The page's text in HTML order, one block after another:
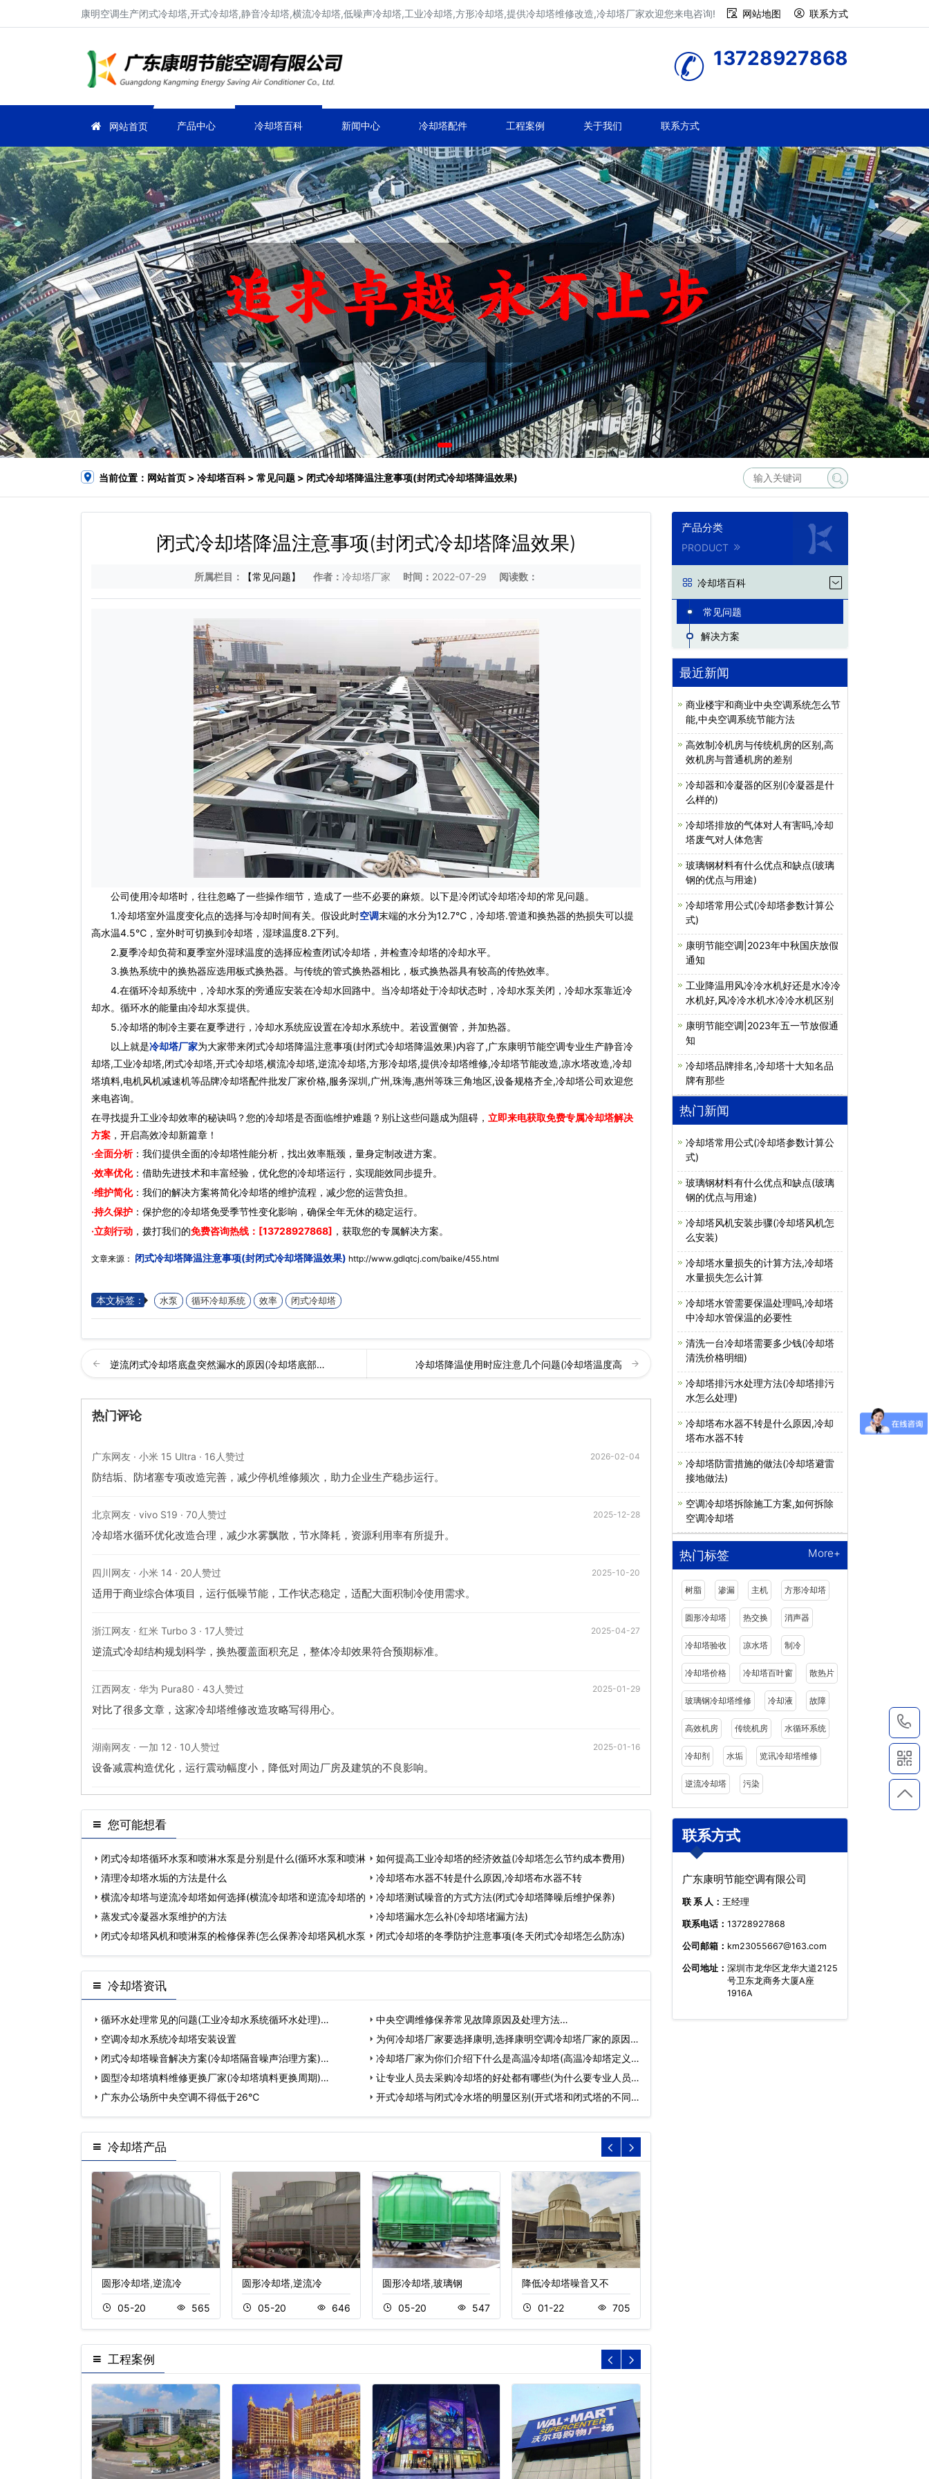
康明空调生产闭式冷却塔,开式冷却塔,静音冷却塔,横流冷却塔,低噪声冷却塔,工业冷却塔,方形冷却塔,提供冷却塔维修改造,冷却塔厂家欢迎您来电咨询! 网站地图 联系方式
13728927868
网站首页 产品中心 冷却塔百科 新闻中心 冷却塔配件 工程案例 关于我们 联系方式
当前位置： 网站首页 > 冷却塔百科> 常见问题 > 闭式冷却塔降温注意事项(封闭式冷却塔降温效果)
闭式冷却塔降温注意事项(封闭式冷却塔降温效果)
所属栏目： 【常见问题】 作者： 冷却塔厂家 时间： 2022-07-29 阅读数：
公司使用冷却塔时，往往忽略了一些操作细节，造成了一些不必要的麻烦。以下是冷闭试冷却塔冷却的常见问题。
1.冷却塔室外温度变化点的选择与冷却时间有关。假设此时空调末端的水分为12.7℃，冷却塔.管道和换热器的热损失可以提
高水温4.5℃，室外时可切换到冷却塔，湿球温度8.2下列。
2.夏季冷却负荷和夏季室外湿球温度的选择应检查闭试冷却塔，并检查冷却塔的冷却水平。
3.换热系统中的换热器应选用板式换热器。与传统的管式换热器相比，板式换热器具有较高的传热效率。
4.在循环冷却系统中，冷却水泵的旁通应安装在冷却水回路中。当冷却塔处于冷却状态时，冷却水泵关闭，冷却水泵靠近冷
却水。循环水的能量由冷却水泵提供。
5.冷却塔的制冷主要在夏季进行，冷却水系统应设置在冷却水系统中。若设置侧管，并加热器。
以上就是冷却塔厂家为大家带来闭式冷却塔降温注意事项(封闭式冷却塔降温效果)内容了,广东康明节能空调专业生产静音冷
却塔,工业冷却塔,闭式冷却塔,开式冷却塔,横流冷却塔,逆流冷却塔,方形冷却塔,提供冷却塔维修,冷却塔节能改造,凉水塔改造,冷却
塔填料,电机风机减速机等品牌冷却塔配件批发厂家价格,服务深圳,广州,珠海,惠州等珠三角地区,设备规格齐全,冷却塔公司欢迎您
来电咨询。
在寻找提升工业冷却效率的秘诀吗？您的冷却塔是否面临维护难题？别让这些问题成为阻碍， 立即来电获取免费专属冷却塔解决
方案 ，开启高效冷却新篇章！
·全面分析：我们提供全面的冷却塔性能分析，找出效率瓶颈，量身定制改进方案。
·效率优化：借助先进技术和丰富经验，优化您的冷却塔运行，实现能效同步提升。
·维护简化：我们的解决方案将简化冷却塔的维护流程，减少您的运营负担。
·持久保护 ：保护您的冷却塔免受季节性变化影响，确保全年无休的稳定运行。
·立刻行动 ，拨打我们的免费咨询热线：[13728927868] ，获取您的专属解决方案。
文章来源： 闭式冷却塔降温注意事项(封闭式冷却塔降温效果) http://www.gdlqtcj.com/baike/455.html
本文标签： 水泵 循环冷却系统 效率 闭式冷却塔
逆流闭式冷却塔底盘突然漏水的原因(冷却塔底部… 冷却塔降温使用时应注意几个问题(冷却塔温度高
热门评论
广东网友 · 小米 15 Ultra · 16人赞过 2026-02-04
防结垢、防堵塞专项改造完善，减少停机维修频次，助力企业生产稳步运行。
北京网友 · vivo S19 · 70人赞过 2025-12-28
冷却塔水循环优化改造合理，减少水雾飘散，节水降耗，资源利用率有所提升。
四川网友 · 小米 14 · 20人赞过 2025-10-20
适用于商业综合体项目，运行低噪节能，工作状态稳定，适配大面积制冷使用需求。
浙江网友 · 红米 Turbo 3 · 17人赞过 2025-04-27
逆流式冷却结构规划科学，换热覆盖面积充足，整体冷却效果符合预期标准。
江西网友 · 华为 Pura80 · 43人赞过 2025-01-29
对比了很多文章，这家冷却塔维修改造攻略写得用心。
湖南网友 · 一加 12 · 10人赞过 2025-01-16
设备减震构造优化，运行震动幅度小，降低对周边厂房及建筑的不良影响。
您可能想看
闭式冷却塔循环水泵和喷淋水泵是分别是什么(循环水泵和喷淋
如何提高工业冷却塔的经济效益(冷却塔怎么节约成本费用)
清理冷却塔水垢的方法是什么
冷却塔布水器不转是什么原因,冷却塔布水器不转
横流冷却塔与逆流冷却塔如何选择(横流冷却塔和逆流冷却塔的
冷却塔测试噪音的方式方法(闭式冷却塔降噪后维护保养)
蒸发式冷凝器水泵维护的方法
冷却塔漏水怎么补(冷却塔堵漏方法)
闭式冷却塔风机和喷淋泵的检修保养(怎么保养冷却塔风机水泵
闭式冷却塔的冬季防护注意事项(冬天闭式冷却塔怎么防冻)
冷却塔资讯
循环水处理常见的问题(工业冷却水系统循环水处理)…
中央空调维修保养常见故障原因及处理方法…
空调冷却水系统冷却塔安装设置
为何冷却塔厂家要选择康明,选择康明空调冷却塔厂家的原因…
闭式冷却塔噪音解决方案(冷却塔隔音噪声治理方案)…
冷却塔厂家为你们介绍下什么是高温冷却塔(高温冷却塔定义)
…
圆型冷却塔填料维修更换厂家(冷却塔填料更换周期)…
让专业人员去采购冷却塔的好处都有哪些(为什么要专业人员
去…
广东办公场所中央空调不得低于26℃
开式冷却塔与闭式冷水塔的明显区别(开式塔和闭式塔的不同
之…
冷却塔产品
圆形冷却塔,逆流冷
05-20 565
圆形冷却塔,逆流冷
05-20 646
圆形冷却塔,玻璃钢
05-20 547
降低冷却塔噪音又不
01-22 705
工程案例
产品分类
PRODUCT
冷却塔百科
常见问题
解决方案
最近新闻
商业楼宇和商业中央空调系统怎么节
能,中央空调系统节能方法
高效制冷机房与传统机房的区别,高
效机房与普通机房的差别
冷却器和冷凝器的区别(冷凝器是什
么样的)
冷却塔排放的气体对人有害吗,冷却
塔废气对人体危害
玻璃钢材料有什么优点和缺点(玻璃
钢的优点与用途)
冷却塔常用公式(冷却塔参数计算公
式)
康明节能空调|2023年中秋国庆放假
通知
工业降温用风冷冷水机好还是水冷冷
水机好,风冷冷水机水冷冷水机区别
康明节能空调|2023年五一节放假通
知
冷却塔品牌排名,冷却塔十大知名品
牌有那些
热门新闻
冷却塔常用公式(冷却塔参数计算公
式)
玻璃钢材料有什么优点和缺点(玻璃
钢的优点与用途)
冷却塔风机安装步骤(冷却塔风机怎
么安装)
冷却塔水量损失的计算方法,冷却塔
水量损失怎么计算
冷却塔水管需要保温处理吗,冷却塔
中冷却水管保温的必要性
清洗一台冷却塔需要多少钱(冷却塔
清洗价格明细)
冷却塔排污水处理方法(冷却塔排污
水怎么处理)
冷却塔布水器不转是什么原因,冷却
塔布水器不转
冷却塔防雷措施的做法(冷却塔避雷
接地做法)
空调冷却塔拆除施工方案,如何拆除
空调冷却塔
热门标签 More+
树脂 渗漏 主机 方形冷却塔
圆形冷却塔 热交换 消声器
冷却塔验收 凉水塔 制冷
冷却塔价格 冷却塔百叶窗 散热片
玻璃钢冷却塔维修 冷却液 故障
高效机房 传统机房 水循环系统
冷却剂 水垢 览讯冷却塔维修
逆流冷却塔 污染
联系方式
广东康明节能空调有限公司
联 系 人： 王经理
联系电话： 13728927868
公司邮箱： km23055667@163.com
公司地址： 深圳市龙华区龙华大道2125
号卫东龙商务大厦A座
1916A